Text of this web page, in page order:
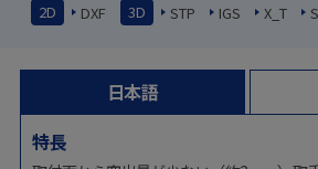
2D DXF 3D STP IGS X_T
日本語
特長